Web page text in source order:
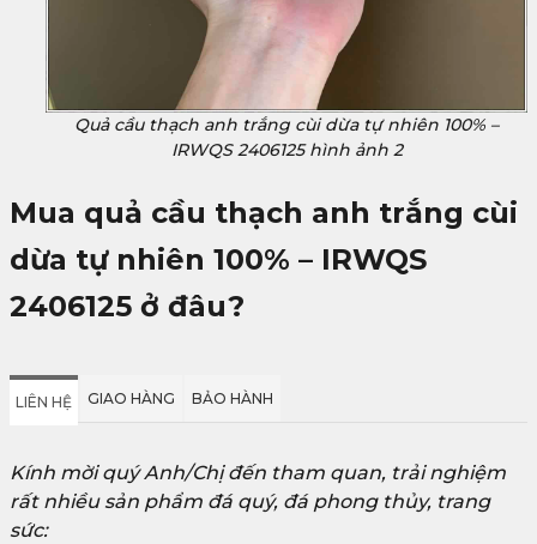
Quả cầu thạch anh trắng cùi dừa tự nhiên 100% –
IRWQS 2406125 hình ảnh 2
Mua quả cầu thạch anh trắng cùi
dừa tự nhiên 100% – IRWQS
2406125 ở đâu?
LIÊN HỆ GIAO HÀNG BẢO HÀNH
Kính mời quý Anh/Chị đến tham quan, trải nghiệm
rất nhiều sản phẩm đá quý, đá phong thủy, trang
sức: